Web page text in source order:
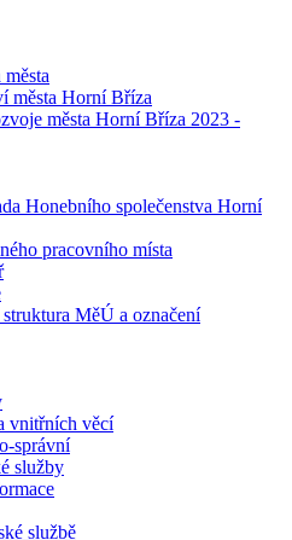
města Horní Bříza
města Horní Bříza 2023 -
Honebního společenstva Horní
pracovního místa
MěÚ a označení
vnitřních věcí
správní
služby
službě